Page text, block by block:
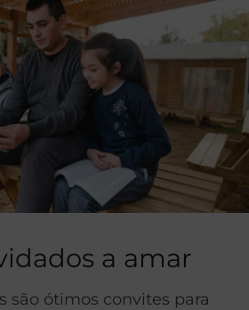
a amar
são ótimos convites para